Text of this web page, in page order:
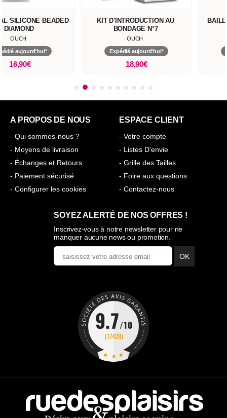
SILICONE BEADED
DIAMOND
OUCH
aujourd'hui*
16,90€
KIT D'INTRODUCTION AU
BONDAGE N°7
OUCH
Expédié aujourd'hui*
18,90€
A PROPOS DE NOUS
- Qui sommes-nous ?
- Moyens de livraison
- Échanges et Retours
- Paiement sécurisé
- Configurer les cookies
ESPACE CLIENT
- Votre compte
- Listes D'envie
- Grille des Tailles
- Foire aux questions
- Contactez-nous
SOYEZ ALERTÉ DE NOS OFFRES !
Inscrivez-vous à notre newsletter pour ne
manquer aucune news ou promotion.
OK